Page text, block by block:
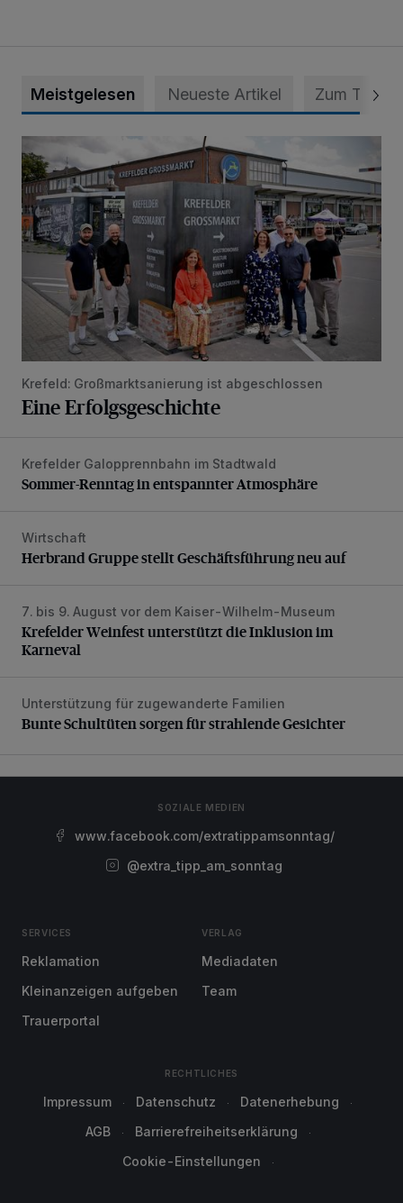
Meistgelesen Neueste Artikel Zum Thema
Krefeld: Großmarktsanierung ist abgeschlossen
Eine Erfolgsgeschichte
Sommer-Renntag in entspannter Atmosphäre
Krefelder Galopprennbahn im Stadtwald
Sommer-Renntag in entspannter Atmosphäre
Herbrand Gruppe stellt Geschäftsführung neu auf
Wirtschaft
Herbrand Gruppe stellt Geschäftsführung neu auf
Krefelder Weinfest unterstützt die Inklusion im Karneval
7. bis 9. August vor dem Kaiser-Wilhelm-Museum
Krefelder Weinfest unterstützt die Inklusion im
Karneval
Bunte Schultüten sorgen für strahlende Gesichter
Unterstützung für zugewanderte Familien
Bunte Schultüten sorgen für strahlende Gesichter
SOZIALE MEDIEN
www.facebook.com/extratippamsonntag/
@extra_tipp_am_sonntag
SERVICES
Reklamation
Kleinanzeigen aufgeben
Trauerportal
VERLAG
Mediadaten
Team
RECHTLICHES
Impressum Datenschutz
Datenerhebung
AGB
Barrierefreiheitserklärung
Cookie-Einstellungen